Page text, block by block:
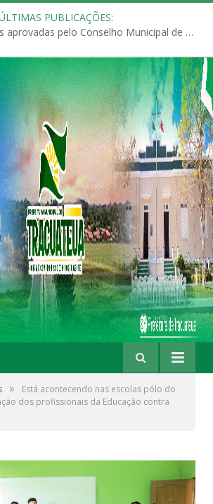
PUBLICAÇÕES:
Políticas Municipais aprovadas pelo Conselho Municipal de Educação (CME)
»
Está acontecendo nas escolas pólo do
dos profissionais da Educação contra